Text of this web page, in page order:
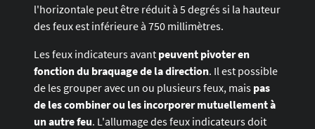
l'horizontale peut être réduit à 5 degrés si la hauteur
des feux est inférieure à 750 millimètres.
Les feux indicateurs avant peuvent pivoter en
fonction du braquage de la direction. Il est possible
de les grouper avec un ou plusieurs feux, mais pas
de les combiner ou les incorporer mutuellement à
un autre feu. L'allumage des feux indicateurs doit